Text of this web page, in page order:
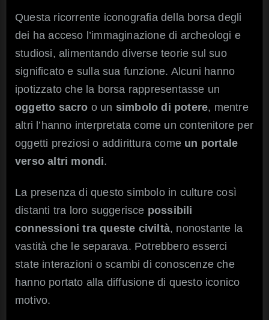
Questa ricorrente iconografia della borsa degli
dei ha acceso l’immaginazione di archeologi e
studiosi, alimentando diverse teorie sul suo
significato e sulla sua funzione. Alcuni hanno
ipotizzato che la borsa rappresentasse un
oggetto sacro o un simbolo di potere, mentre
altri l’hanno interpretata come un contenitore per
oggetti preziosi o addirittura come un portale
verso altri mondi.
La presenza di questo simbolo in culture così
distanti tra loro suggerisce possibili
connessioni tra queste civiltà, nonostante la
vastità che le separava. Potrebbero esserci
state interazioni o scambi di conoscenze che
hanno portato alla diffusione di questo iconico
motivo.